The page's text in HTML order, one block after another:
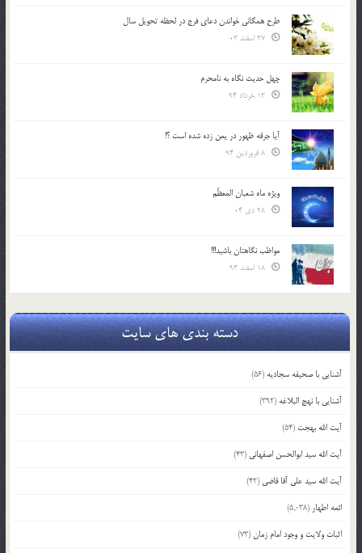
طرح همگانی خواندن دعای فرج در لحظه تحویل سال
چهل حدیث نگاه به نامحرم
آیا جرقه ظهور در یمن زده شده است ؟!
ویژه ماه شعبان المعظّم
مواظب نگاهتان باشید!!!
دسته بندی های سایت
آشنایی با صحیفه سجادیه (56)
آشنایی با نهج البلاغه (392)
آیت الله بهجت (54)
آیت الله سید ابوالحسن اصفهانی (43)
آیت الله سید علی آقا قاضی (42)
ائمه اطهار (5,038)
اثبات ولایت و وجود امام زمان(73)